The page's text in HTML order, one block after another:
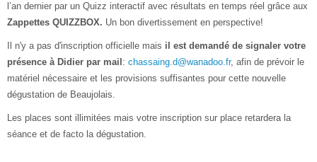
l’an dernier par un Quizz interactif avec résultats en temps réel grâce aux
Zappettes QUIZZBOX. Un bon divertissement en perspective!
Il n'y a pas d'inscription officielle mais il est demandé de signaler votre
présence à Didier par mail : chassaing.d@wanadoo.fr, afin de prévoir le
matériel nécessaire et les provisions suffisantes pour cette nouvelle
dégustation de Beaujolais.
Les places sont illimitées mais votre inscription sur place retardera la
séance et de facto la dégustation.